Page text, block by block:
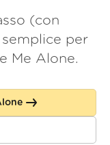
(con
per
Me Alone.